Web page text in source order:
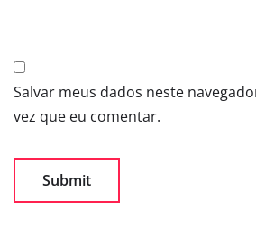
Salvar meus dados neste
vez que eu comentar.